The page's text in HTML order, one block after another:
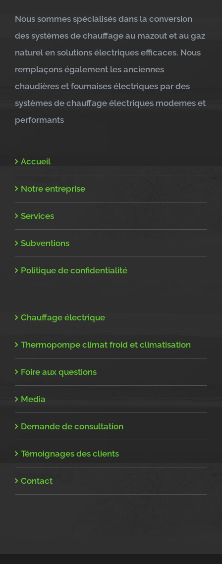
Nous sommes spécialisés dans la conversion
des systèmes de chauffage au mazout et au gaz
naturel en solutions électriques efficaces. Nous
remplaçons également les anciennes
chaudières et fournaises électriques par des
systèmes de chauffage électriques modernes et
performants
Accueil
Notre entreprise
Services
Subventions
Politique de confidentialité
Chauffage électrique
Thermopompe climat froid et climatisation
Foire aux questions
Media
Demande de consultation
Témoignages des clients
Contact